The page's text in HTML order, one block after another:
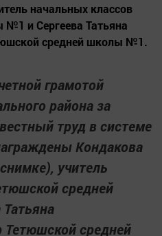
начальных классов
и Сергеева Татьяна
средней школы №1.
грамотой
района за
труд в системе
Кондакова
учитель
средней
Тетюшской средней